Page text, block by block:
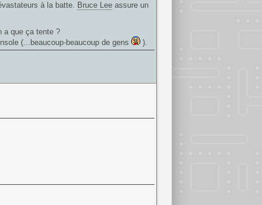
à la batte. Bruce Leeassure un
a que ça tente ?
(...beaucoup-beaucoup de gens
).